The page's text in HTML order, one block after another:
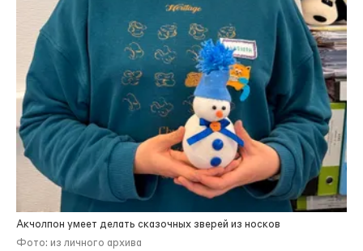
Акчолпон умеет делать сказочных зверей из носков
Фото: из личного архива